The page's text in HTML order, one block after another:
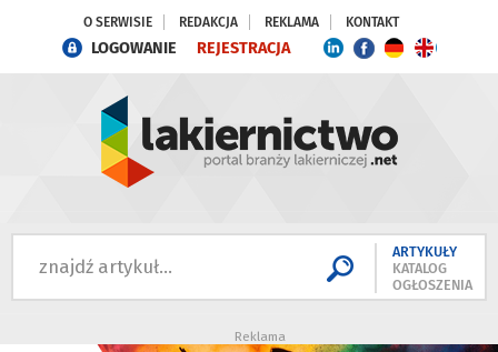
O SERWISIE REDAKCJA REKLAMA KONTAKT
LOGOWANIE REJESTRACJA
ARTYKUŁY
KATALOG
OGŁOSZENIA
Reklama